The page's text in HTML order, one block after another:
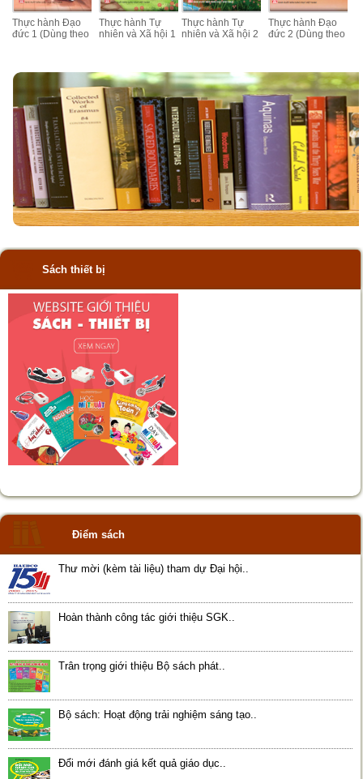
Thực hành Đạo
đức 1 (Dùng theo
Thực hành Tự
nhiên và Xã hội 1
Thực hành Tự
nhiên và Xã hội 2
Thực hành Đạo
đức 2 (Dùng theo
Sách thiết bị
Điểm sách
Thư mời (kèm tài liệu) tham dự Đại hội..
Hoàn thành công tác giới thiệu SGK..
Trân trọng giới thiệu Bộ sách phát..
Bộ sách: Hoạt động trải nghiệm sáng tạo..
Đổi mới đánh giá kết quả giáo dục..